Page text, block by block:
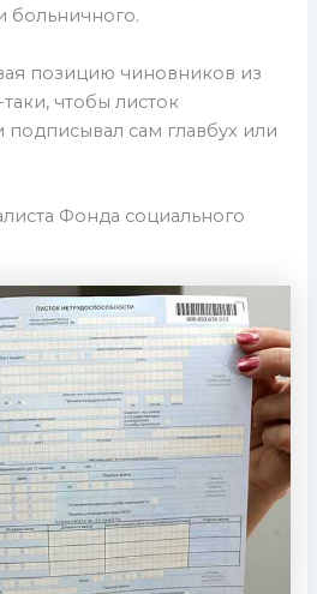
больничного.
позицию чиновников из
чтобы листок
подписывал сам главбух или
Фонда социального